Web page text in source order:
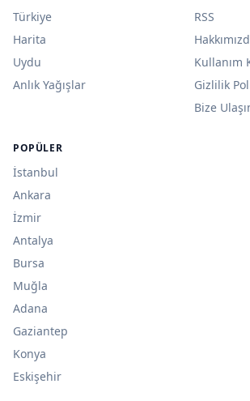
Türkiye
Harita
Uydu
Anlık Yağışlar
RSS
Kullanım
Gizlilik
Bize
POPÜLER
İstanbul
Ankara
İzmir
Antalya
Bursa
Muğla
Adana
Gaziantep
Konya
Eskişehir